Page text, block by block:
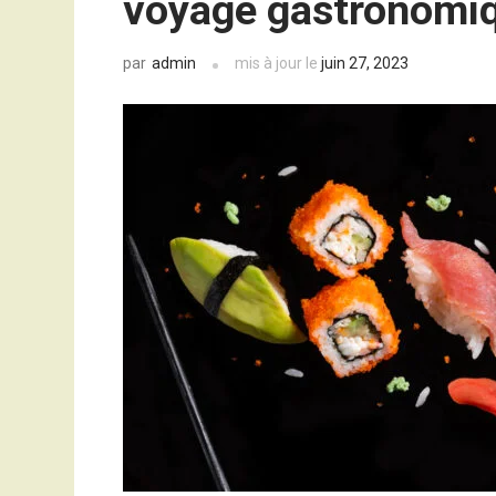
voyage
par admin mis à jour lejuin 27, 2023